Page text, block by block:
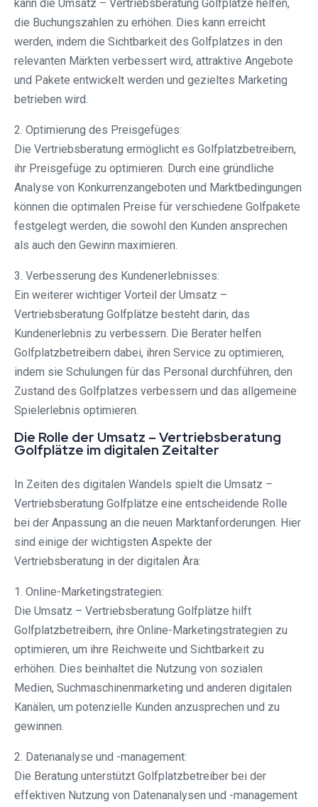
kann die Umsatz – Vertriebsberatung Golfplätze helfen,
die Buchungszahlen zu erhöhen. Dies kann erreicht
werden, indem die Sichtbarkeit des Golfplatzes in den
relevanten Märkten verbessert wird, attraktive Angebote
und Pakete entwickelt werden und gezieltes Marketing
betrieben wird.
2. Optimierung des Preisgefüges:
Die Vertriebsberatung ermöglicht es Golfplatzbetreibern,
ihr Preisgefüge zu optimieren. Durch eine gründliche
Analyse von Konkurrenzangeboten und Marktbedingungen
können die optimalen Preise für verschiedene Golfpakete
festgelegt werden, die sowohl den Kunden ansprechen
als auch den Gewinn maximieren.
3. Verbesserung des Kundenerlebnisses:
Ein weiterer wichtiger Vorteil der Umsatz –
Vertriebsberatung Golfplätze besteht darin, das
Kundenerlebnis zu verbessern. Die Berater helfen
Golfplatzbetreibern dabei, ihren Service zu optimieren,
indem sie Schulungen für das Personal durchführen, den
Zustand des Golfplatzes verbessern und das allgemeine
Spielerlebnis optimieren.
Die Rolle der Umsatz – Vertriebsberatung
Golfplätze im digitalen Zeitalter
In Zeiten des digitalen Wandels spielt die Umsatz –
Vertriebsberatung Golfplätze eine entscheidende Rolle
bei der Anpassung an die neuen Marktanforderungen. Hier
sind einige der wichtigsten Aspekte der
Vertriebsberatung in der digitalen Ära:
1. Online-Marketingstrategien:
Die Umsatz – Vertriebsberatung Golfplätze hilft
Golfplatzbetreibern, ihre Online-Marketingstrategien zu
optimieren, um ihre Reichweite und Sichtbarkeit zu
erhöhen. Dies beinhaltet die Nutzung von sozialen
Medien, Suchmaschinenmarketing und anderen digitalen
Kanälen, um potenzielle Kunden anzusprechen und zu
gewinnen.
2. Datenanalyse und -management:
Die Beratung unterstützt Golfplatzbetreiber bei der
effektiven Nutzung von Datenanalysen und -management